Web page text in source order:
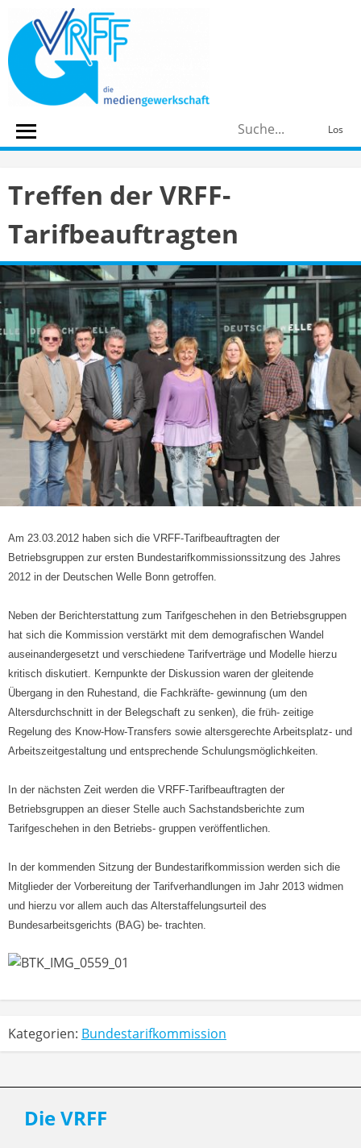
content
Los
Treffen der VRFF-
Tarifbeauftragten
Am 23.03.2012 haben sich die VRFF-Tarifbeauftragten der
Betriebsgruppen zur ersten Bundestarifkommissionssitzung des Jahres
2012 in der Deutschen Welle Bonn getroffen.
Neben der Berichterstattung zum Tarifgeschehen in den Betriebsgruppen
hat sich die Kommission verstärkt mit dem demografischen Wandel
auseinandergesetzt und verschiedene Tarifverträge und Modelle hierzu
kritisch diskutiert. Kernpunkte der Diskussion waren der gleitende
Übergang in den Ruhestand, die Fachkräfte- gewinnung (um den
Altersdurchschnitt in der Belegschaft zu senken), die früh- zeitige
Regelung des Know-How-Transfers sowie altersgerechte Arbeitsplatz- und
Arbeitszeitgestaltung und entsprechende Schulungsmöglichkeiten.
In der nächsten Zeit werden die VRFF-Tarifbeauftragten der
Betriebsgruppen an dieser Stelle auch Sachstandsberichte zum
Tarifgeschehen in den Betriebs- gruppen veröffentlichen.
In der kommenden Sitzung der Bundestarifkommission werden sich die
Mitglieder der Vorbereitung der Tarifverhandlungen im Jahr 2013 widmen
und hierzu vor allem auch das Alterstaffelungsurteil des
Bundesarbeitsgerichts (BAG) be- trachten.
Kategorien: Bundestarifkommission
Die VRFF